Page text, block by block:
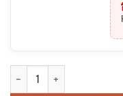
Bộ ấm chén sứ trắng